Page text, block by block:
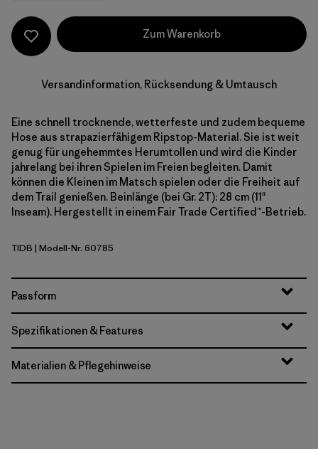
Zum Warenkorb
Versandinformation, Rücksendung & Umtausch
Eine schnell trocknende, wetterfeste und zudem bequeme
Hose aus strapazierfähigem Ripstop-Material. Sie ist weit
genug für ungehemmtes Herumtollen und wird die Kinder
jahrelang bei ihren Spielen im Freien begleiten. Damit
können die Kleinen im Matsch spielen oder die Freiheit auf
dem Trail genießen. Beinlänge (bei Gr. 2T): 28 cm (11"
Inseam). Hergestellt in einem Fair Trade Certified™-Betrieb.
Tidepool Blue
TIDB | Modell-Nr. 60785
Passform
Spezifikationen & Features
Materialien & Pflegehinweise